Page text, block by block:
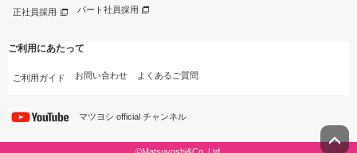
正社員採用 パート社員採用
ご利用にあたって
ご利用ガイド お問い合わせ よくあるご質問
マツヨシ official チャンネル